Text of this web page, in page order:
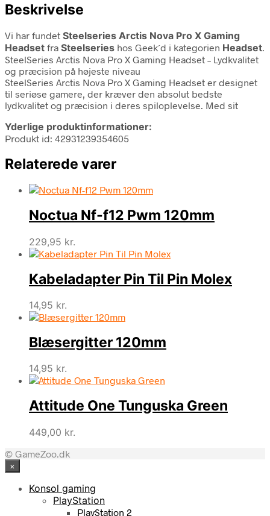
Beskrivelse
Vi har fundet Steelseries Arctis Nova Pro X Gaming
Headset fra Steelseries hos Geek´d i kategorien Headset.
SteelSeries Arctis Nova Pro X Gaming Headset – Lydkvalitet
og præcision på højeste niveau
SteelSeries Arctis Nova Pro X Gaming Headset er designet
til seriøse gamere, der kræver den absolut bedste
lydkvalitet og præcision i deres spiloplevelse. Med sit
Yderlige produktinformationer:
Produkt id: 42931239354605
Relaterede varer
Noctua Nf-f12 Pwm 120mm
229,95 kr.
Kabeladapter Pin Til Pin Molex
14,95 kr.
Blæsergitter 120mm
14,95 kr.
Attitude One Tunguska Green
449,00 kr.
© GameZoo.dk
×
Konsol gaming
PlayStation
PlayStation 2